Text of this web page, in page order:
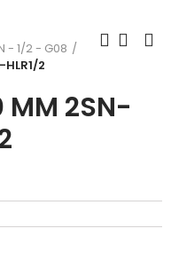
- 1/2 - G08
2
MM 2SN-